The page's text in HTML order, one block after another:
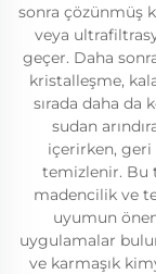
sonra çözünmüş
veya
geçer. Daha
kristalleşme,
sırada daha da
sudan
içerirken, geri
temizlenir. Bu
madencilik ve
uyumun
uygulamalar
ve karmaşık